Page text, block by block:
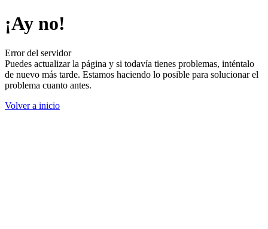
¡Ay no!
Error del servidor
Puedes actualizar la página y si todavía tienes problemas, inténtalo
de nuevo más tarde. Estamos haciendo lo posible para solucionar el
problema cuanto antes.
Volver a inicio